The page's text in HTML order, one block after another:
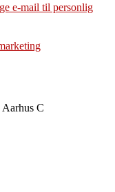
e-mail til personlig
C